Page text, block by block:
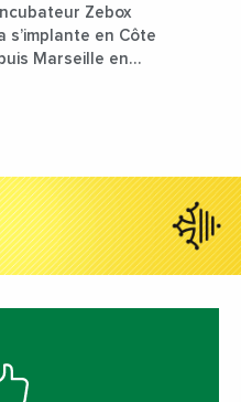
Zebox
s’implante en Côte
Marseille en